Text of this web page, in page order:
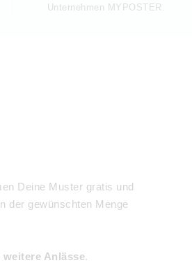
Unternehmen MYPOSTER.
Deine Muster gratis und
der gewünschten Menge
weitere Anlässe.